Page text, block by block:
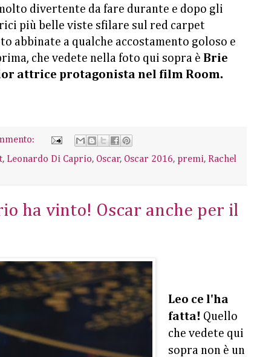
divertente da fare durante e dopo gli
più belle viste sfilare sul red carpet
abbinate a qualche accostamento goloso e
che vedete nella foto qui sopra è Brie
attrice protagonista nel film Room.
, Leonardo Di Caprio, Oscar, Oscar 2016, premi, Rachel
ha vinto! Oscar anche per il
Leo ce l'ha
fatta! Quello
che vedete qui
sopra non è un